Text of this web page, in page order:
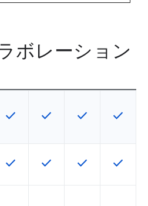
ボレーション
この機能は該当の SKU で利用で
check この機能は該当の SKU
check この機能は該当
check この機
check
この機能は該当の SKU で利用で
check この機能は該当の SKU
check この機能は該当
check この機
check